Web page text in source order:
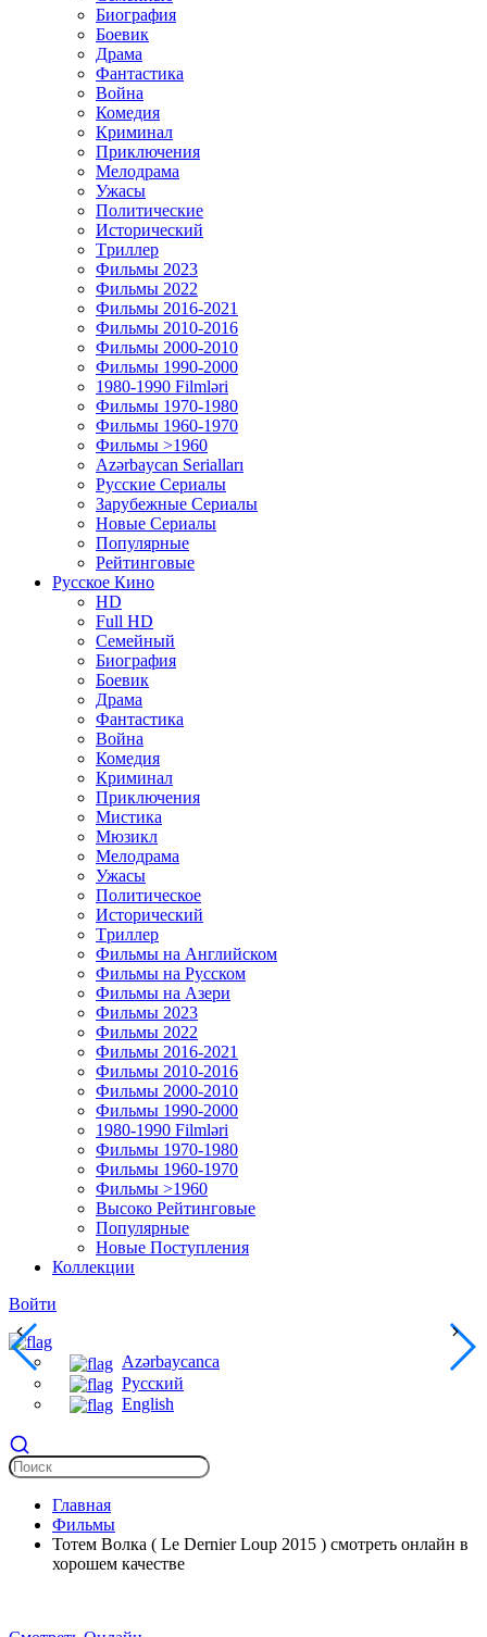
Биография
Боевик
Драма
Фантастика
Война
Комедия
Криминал
Приключения
Мелодрама
Ужасы
Политические
Исторический
Tриллер
Фильмы 2023
Фильмы 2022
Фильмы 2016-2021
Фильмы 2010-2016
Фильмы 2000-2010
Фильмы 1990-2000
1980-1990 Filmləri
Фильмы 1970-1980
Фильмы 1960-1970
Фильмы >1960
Azərbaycan Serialları
Русские Сериалы
Зарубежные Сериалы
Новые Сериалы
Популярные
Рейтинговые
Русское Кино
HD
Full HD
Семейный
Биография
Боевик
Драма
Фантастика
Война
Комедия
Криминал
Приключения
Мистика
Мюзикл
Мелодрама
Ужасы
Политическое
Исторический
Tриллер
Фильмы на Английском
Фильмы на Русском
Фильмы на Азери
Фильмы 2023
Фильмы 2022
Фильмы 2016-2021
Фильмы 2010-2016
Фильмы 2000-2010
Фильмы 1990-2000
1980-1990 Filmləri
Фильмы 1970-1980
Фильмы 1960-1970
Фильмы >1960
Высоко Рейтинговые
Популярные
Новые Поступления
Коллекции
Войти
Azərbaycanca
Русский
English
Главная
Фильмы
Тотем Волка ( Le Dernier Loup 2015 ) смотреть онлайн в
хорошем качестве